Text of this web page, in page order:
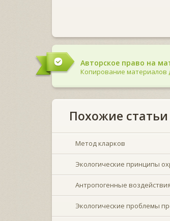
Авторское право на
Копирование материалов
Похожие статьи
Метод кларков
Экологические принципы
Антропогенные
Экологические проблемы